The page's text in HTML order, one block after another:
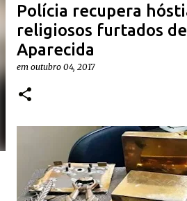
Polícia recupera
religiosos furtados
Aparecida
em outubro 04, 2017